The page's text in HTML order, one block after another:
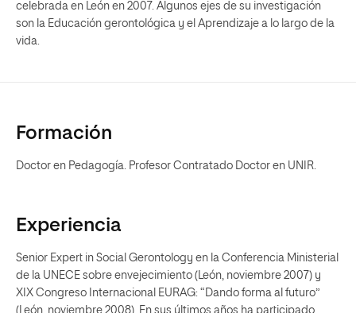
celebrada en León en 2007. Algunos ejes de su investigación
son la Educación gerontológica y el Aprendizaje a lo largo de la
vida.
Formación
Doctor en Pedagogía. Profesor Contratado Doctor en UNIR.
Experiencia
Senior Expert in Social Gerontology en la Conferencia Ministerial
de la UNECE sobre envejecimiento (León, noviembre 2007) y
XIX Congreso Internacional EURAG: “Dando forma al futuro”
(León, noviembre 2008). En sus últimos años ha participado